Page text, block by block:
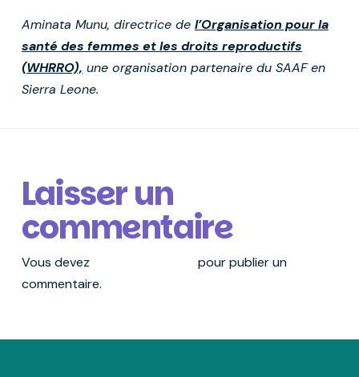
Aminata Munu, directrice de l’Organisation pour la
santé des femmes et les droits reproductifs
(WHRRO), une organisation partenaire du SAAF en
Sierra Leone.
Laisser un
commentaire
Vous devez
pour publier un
commentaire.